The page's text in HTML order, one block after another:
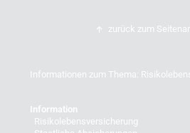
zurück zum
Informationen zum Thema:
Information
Risikolebensversicherung